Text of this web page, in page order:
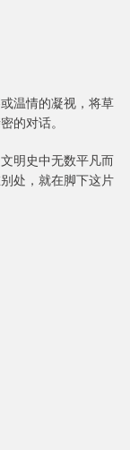
温情的凝视，将草
的对话。
明史中无数平凡而
处，就在脚下这片